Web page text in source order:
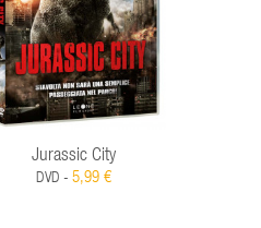
Jurassic City
DVD - 5,99 €